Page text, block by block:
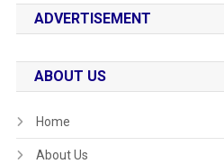
ADVERTISEMENT
ABOUT US
Home
About Us